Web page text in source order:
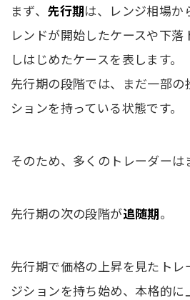
まず、 先行期は、レンジ相場か
レンドが開始したケースや下
しはじめたケースを表します。
先行期の段階では、まだ一部
ションを持っている状態です。
そのため、多くのトレーダーは
先行期の次の段階が追随期。
先行期で価格の上昇を見たト
ジションを持ち始め、本格的に